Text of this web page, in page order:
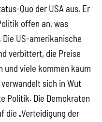
Quo der USA aus. Er
offen an, was
US-amerikanische
verbittert, die Preise
und viele kommen kaum
sich in Wut
Politik. Die Demokraten
die „Verteidigung der